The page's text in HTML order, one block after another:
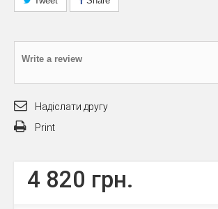
Write a review
Надіслати другу
Print
4 820 грн.